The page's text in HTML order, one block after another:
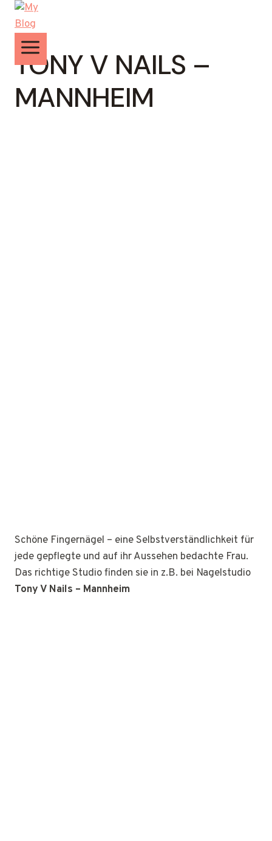
Zum
Inhalt
springen
TONY V NAILS –
MANNHEIM
Schöne Fingernägel – eine Selbstverständlichkeit für
jede gepflegte und auf ihr Aussehen bedachte Frau.
Das richtige Studio finden sie in z.B. bei Nagelstudio
Tony V Nails – Mannheim